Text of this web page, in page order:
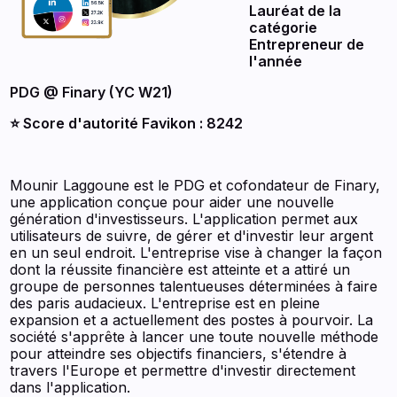
Lauréat de la
catégorie
Entrepreneur de
l'année
PDG @ Finary (YC W21)
⭐️ Score d'autorité Favikon : 8242
Mounir Laggoune est le PDG et cofondateur de Finary,
une application conçue pour aider une nouvelle
génération d'investisseurs. L'application permet aux
utilisateurs de suivre, de gérer et d'investir leur argent
en un seul endroit. L'entreprise vise à changer la façon
dont la réussite financière est atteinte et a attiré un
groupe de personnes talentueuses déterminées à faire
des paris audacieux. L'entreprise est en pleine
expansion et a actuellement des postes à pourvoir. La
société s'apprête à lancer une toute nouvelle méthode
pour atteindre ses objectifs financiers, s'étendre à
travers l'Europe et permettre d'investir directement
dans l'application.